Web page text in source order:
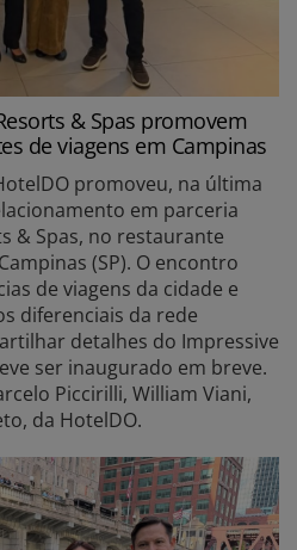
& Spas promovem
de viagens em Campinas
promoveu, na última
em parceria
& Spas, no restaurante
(SP). O encontro
de viagens da cidade e
diferenciais da rede
detalhes do Impressive
ser inaugurado em breve.
Piccirilli, William Viani,
da HotelDO.